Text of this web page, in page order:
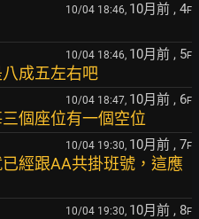
10/04 18:46, 10月前 , 4F
10/04 18:46, 10月前 , 5F
成五左右吧
10/04 18:47, 10月前 , 6F
個座位有一個空位
10/04 19:30, 10月前 , 7F
經跟AA共掛班號，這應
10/04 19:30, 10月前 , 8F